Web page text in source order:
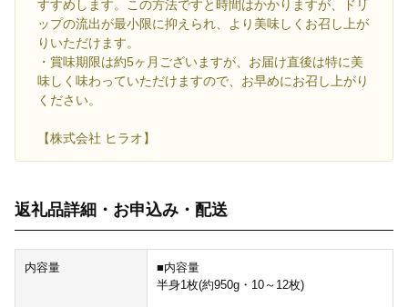
すすめします。この方法ですと時間はかかりますが、ドリ
ップの流出が最小限に抑えられ、より美味しくお召し上が
りいただけます。
・賞味期限は約5ヶ月ございますが、お届け直後は特に美
味しく味わっていただけますので、お早めにお召し上がり
ください。
【株式会社 ヒラオ】
返礼品詳細・お申込み・配送
内容量
■内容量
半身1枚(約950g・10～12枚)